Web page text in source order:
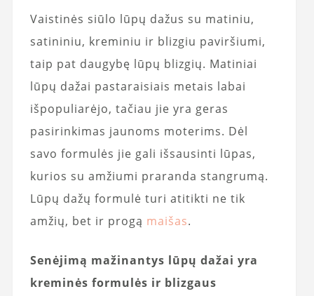
Vaistinės siūlo lūpų dažus su matiniu,
satininiu, kreminiu ir blizgiu paviršiumi,
taip pat daugybę lūpų blizgių. Matiniai
lūpų dažai pastaraisiais metais labai
išpopuliarėjo, tačiau jie yra geras
pasirinkimas jaunoms moterims. Dėl
savo formulės jie gali išsausinti lūpas,
kurios su amžiumi praranda stangrumą.
Lūpų dažų formulė turi atitikti ne tik
amžių, bet ir progą maišas.
Senėjimą mažinantys lūpų dažai yra
kreminės formulės ir blizgaus